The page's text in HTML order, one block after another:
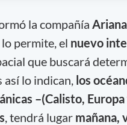
la compañía
permite, el nuevo
que buscará
lo indican, los
–(Calisto,
, tendrá lugar mañana,